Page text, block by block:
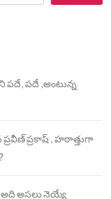
పదే, పదే ,అంటున్న
ప్రకాష్ , హఠాత్తుగా
అది అసలు నెయ్యే